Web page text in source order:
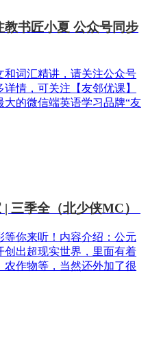
书匠小夏 公众号同步
和词汇精讲，请关注公众号
详情，可关注【友邻优课】
的微信端英语学习品牌“友
三季全（北少侠MC）
你来听！内容介绍：公元
创出超现实世界，里面有着
作物等，当然还外加了很